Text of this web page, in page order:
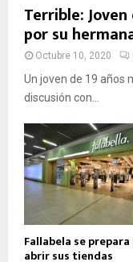
Terrible:
por su
Octubre 10, 2020
Un joven de 19 años
discusión con...
Fallabela se prepara
abrir sus tiendas